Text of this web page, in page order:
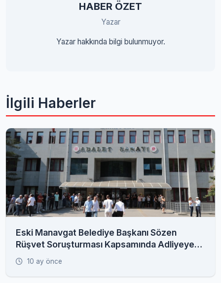
HABER ÖZET
Yazar
Yazar hakkında bilgi bulunmuyor.
İlgili Haberler
Eski Manavgat Belediye Başkanı Sözen
Rüşvet Soruşturması Kapsamında Adliyeye
Sevk Edildi
10 ay önce